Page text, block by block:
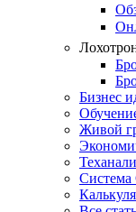
Бизнес
Живой
Система